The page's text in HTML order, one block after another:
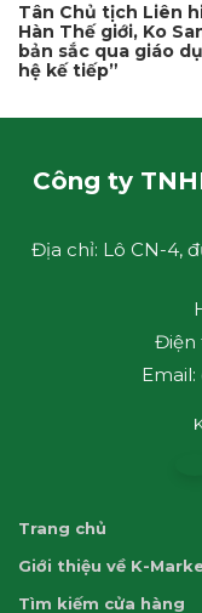
Tân Chủ tịch Liên
Hàn Thế giới, Ko
bản sắc qua giáo
hệ kế tiếp”
Công ty
Địa chỉ: Lô CN-4,
Điện
Trang chủ
Giới thiệu về K-
Tìm kiếm cửa hàng